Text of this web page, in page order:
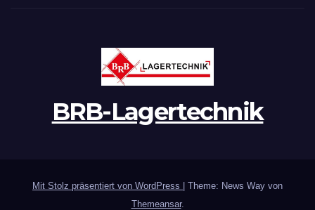
BRB-Lagertechnik
Mit Stolz präsentiert von WordPress | Theme: News Way von
Themeansar.